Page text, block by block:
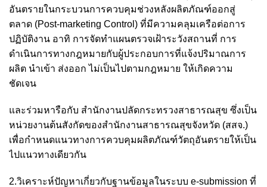
อันตรายในกระบวนการควบคุมช่วงหลังผลิตภัณฑ์ออกสู่
ตลาด (Post-marketing Control) ที่มีความคลุมเครือต่อการ
ปฏิบัติงาน อาทิ การจัดทำแผนตรวจเฝ้าระวังสถานที่ การ
ดำเนินการทางกฎหมายกับผู้ประกอบการที่แจ้งปริมาณการ
ผลิต นำเข้า ส่งออก ไม่เป็นไปตามกฎหมาย ให้เกิดความ
ชัดเจน
และร่วมหารือกับ สำนักงานปลัดกระทรวงสาธารณสุข ซึ่งเป็น
หน่วยงานต้นสังกัดของสำนักงานสาธารณสุขจังหวัด (สสจ.)
เพื่อกำหนดแนวทางการควบคุมผลิตภัณฑ์วัตถุอันตรายให้เป็น
ไปแนวทางเดียวกัน
2.วิเคราะห์ปัญหาเกี่ยวกับฐานข้อมูลในระบบ e-submission ที่